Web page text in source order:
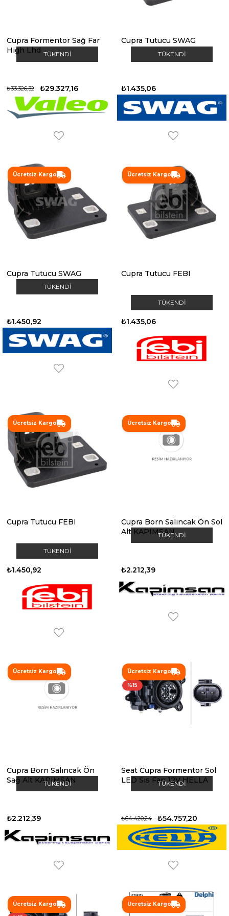
TÜKENDI
Cupra Formentor Sağ Far
High Lhd
₺29.327,16
₺33.326,32
TÜKENDI
Cupra Tutucu SWAG
₺1.435,06
Ücretsiz Kargo
TÜKENDI
Cupra Tutucu SWAG
₺1.450,92
Ücretsiz Kargo
TÜKENDI
Cupra Tutucu FEBI
₺1.435,06
Ücretsiz Kargo
TÜKENDI
Cupra Tutucu FEBI
₺1.450,92
Ücretsiz Kargo
TÜKENDI
Cupra Born Salıncak Ön Sol
Alt KAPIMSAN
₺2.212,39
Ücretsiz Kargo
TÜKENDI
Cupra Born Salıncak Ön
Sağ Alt KAPIMSAN
₺2.212,39
Ücretsiz Kargo
%15
TÜKENDI
Seat Cupra Formentor Sol
LED Sis Farı 12V HELLA
₺54.757,20
₺64.420,24
Ücretsiz Kargo Ücretsiz Kargo